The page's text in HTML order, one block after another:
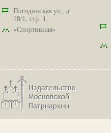
Погодинская ул., д.
18/1, стр. 1.
«Спортивная»